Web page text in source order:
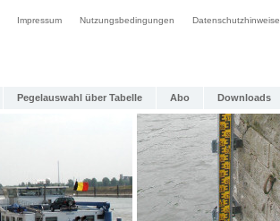
Impressum Nutzungsbedingungen Datenschutzhinweise
Pegelauswahl über Tabelle Abo Downloads